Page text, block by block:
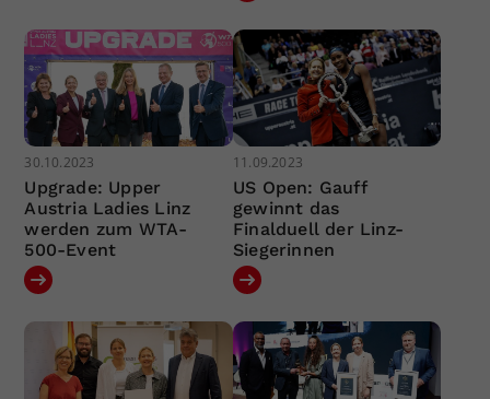
30.10.2023
Upgrade: Upper
Austria Ladies Linz
werden zum WTA-
500-Event
11.09.2023
US Open: Gauff
gewinnt das
Finalduell der Linz-
Siegerinnen